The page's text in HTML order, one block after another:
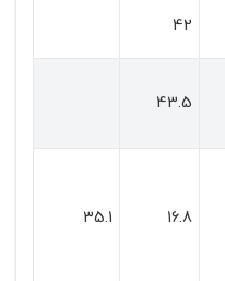
42
43.5
16.8
35.1